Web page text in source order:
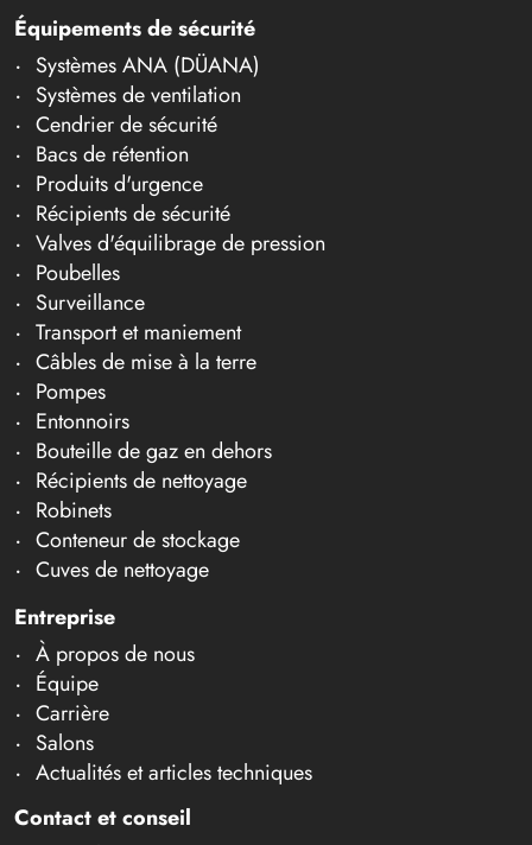
Équipements de sécurité
Systèmes ANA (DÜANA)
Systèmes de ventilation
Cendrier de sécurité
Bacs de rétention
Produits d'urgence
Récipients de sécurité
Valves d'équilibrage de pression
Poubelles
Surveillance
Transport et maniement
Câbles de mise à la terre
Pompes
Entonnoirs
Bouteille de gaz en dehors
Récipients de nettoyage
Robinets
Conteneur de stockage
Cuves de nettoyage
Entreprise
À propos de nous
Équipe
Carrière
Salons
Actualités et articles techniques
Contact et conseil